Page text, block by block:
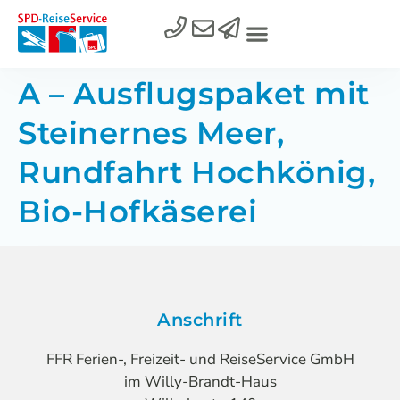
A – Ausflugspaket mit
Steinernes Meer,
Rundfahrt Hochkönig,
Bio-Hofkäserei
Anschrift
FFR Ferien-, Freizeit- und ReiseService GmbH
im Willy-Brandt-Haus